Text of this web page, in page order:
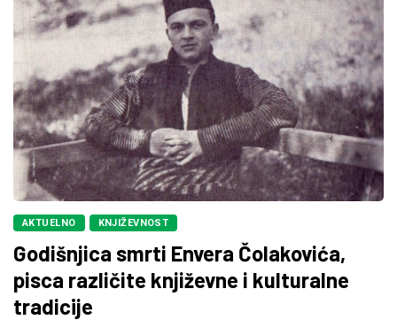
AKTUELNO KNJIŽEVNOST
Godišnjica smrti Envera Čolakovića,
pisca različite književne i kulturalne
tradicije